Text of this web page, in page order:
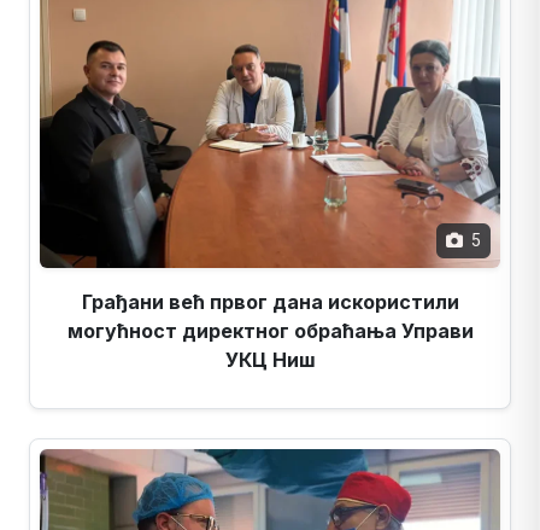
5
Грађани већ првог дана искористили
могућност директног обраћања Управи
УКЦ Ниш